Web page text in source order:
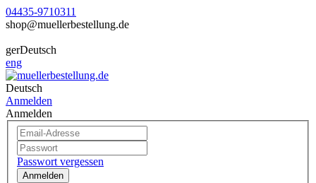
04435-9710311
shop@muellerbestellung.de
gerDeutsch
eng
Deutsch
Anmelden
Anmelden
Passwort vergessen
Anmelden